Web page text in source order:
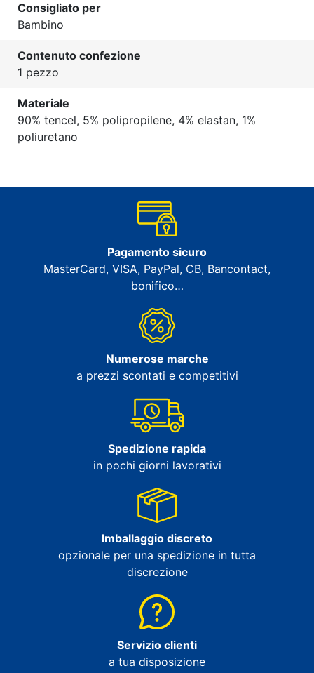
Consigliato per
Bambino
Contenuto confezione
1 pezzo
Materiale
90% tencel, 5% polipropilene, 4% elastan, 1%
poliuretano
Pagamento sicuro
MasterCard, VISA, PayPal, CB, Bancontact,
bonifico…
Numerose marche
a prezzi scontati e competitivi
Spedizione rapida
in pochi giorni lavorativi
Imballaggio discreto
opzionale per una spedizione in tutta
discrezione
Servizio clienti
a tua disposizione